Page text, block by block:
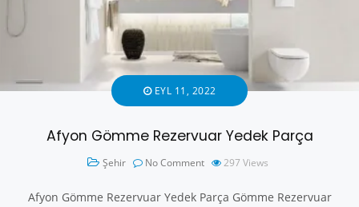
EYL 11, 2022
Afyon Gömme Rezervuar Yedek Parça
Şehir No Comment 297 Views
Afyon Gömme Rezervuar Yedek Parça Gömme Rezervuar